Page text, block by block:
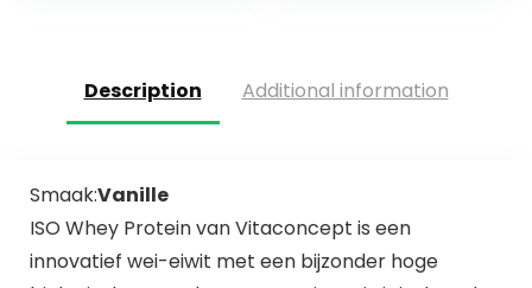
Description Additional information
Smaak:Vanille
ISO Whey Protein van Vitaconcept is een
innovatief wei-eiwit met een bijzonder hoge